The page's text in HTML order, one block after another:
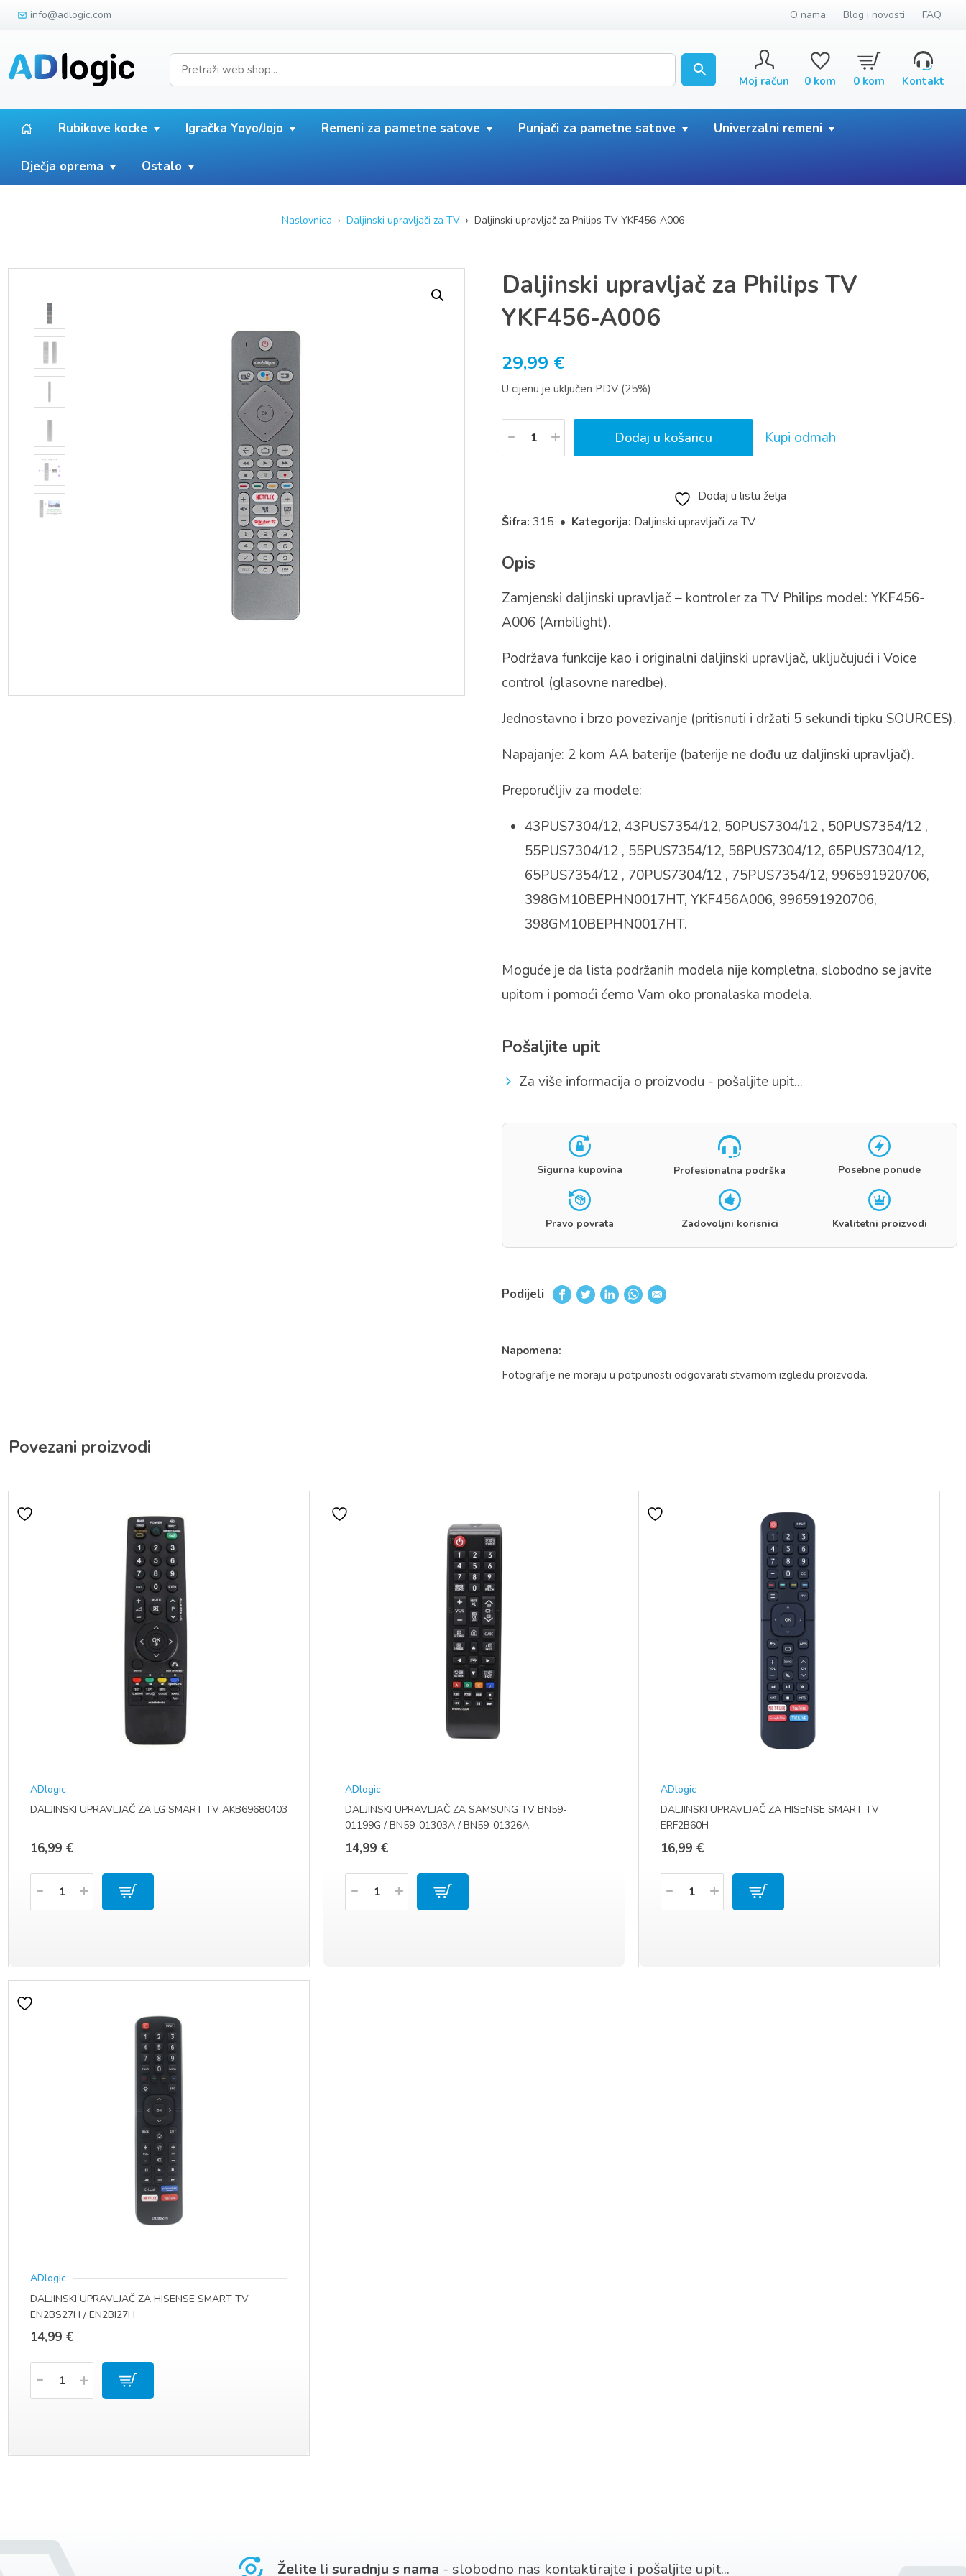
info@adlogic.com O nama Blog i novosti FAQ
Moj račun 0 kom 0 kom Kontakt
Rubikove kocke Igračka Yoyo/Jojo Remeni za pametne satove Punjači za pametne satove Univerzalni remeni
Dječja oprema Ostalo
Naslovnica › Daljinski upravljači za TV › Daljinski upravljač za Philips TV YKF456-A006
Daljinski upravljač za Philips TV
YKF456-A006
29,99 €
U cijenu je uključen PDV (25%)
Količina Dodaj u košaricu Kupi odmah
Dodaj u listu želja
Šifra: 315 • Kategorija: Daljinski upravljači za TV
Opis
Zamjenski daljinski upravljač – kontroler za TV Philips model: YKF456-
A006 (Ambilight).
Podržava funkcije kao i originalni daljinski upravljač, uključujući i Voice
control (glasovne naredbe).
Jednostavno i brzo povezivanje (pritisnuti i držati 5 sekundi tipku SOURCES).
Napajanje: 2 kom AA baterije (baterije ne dođu uz daljinski upravljač).
Preporučljiv za modele:
43PUS7304/12, 43PUS7354/12, 50PUS7304/12 , 50PUS7354/12 ,
55PUS7304/12 , 55PUS7354/12, 58PUS7304/12, 65PUS7304/12,
65PUS7354/12 , 70PUS7304/12 , 75PUS7354/12, 996591920706,
398GM10BEPHN0017HT, YKF456A006, 996591920706,
398GM10BEPHN0017HT.
Moguće je da lista podržanih modela nije kompletna, slobodno se javite
upitom i pomoći ćemo Vam oko pronalaska modela.
Pošaljite upit
Za više informacija o proizvodu - pošaljite upit...
Sigurna kupovina Profesionalna podrška Posebne ponude
Pravo povrata Zadovoljni korisnici Kvalitetni proizvodi
Podijeli
Napomena:
Fotografije ne moraju u potpunosti odgovarati stvarnom izgledu proizvoda.
Povezani proizvodi
ADlogic
DALJINSKI UPRAVLJAČ ZA LG SMART TV AKB69680403
16,99 €
Količina
ADlogic
DALJINSKI UPRAVLJAČ ZA SAMSUNG TV BN59-
01199G / BN59-01303A / BN59-01326A
14,99 €
Količina
ADlogic
DALJINSKI UPRAVLJAČ ZA HISENSE SMART TV
ERF2B60H
16,99 €
Količina
ADlogic
DALJINSKI UPRAVLJAČ ZA HISENSE SMART TV
EN2BS27H / EN2BI27H
14,99 €
Količina
Želite li suradnju s nama - slobodno nas kontaktirajte i pošaljite upit...